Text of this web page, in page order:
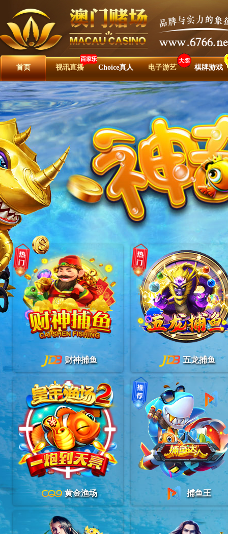
首页 视讯直播 Choice真人 电子游艺 棋牌游戏
财神捕鱼 五龙捕鱼
黄金渔场 捕鱼王